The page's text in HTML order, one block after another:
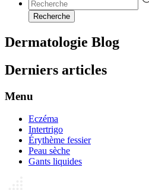
Recherche
Dermatologie Blog
Derniers articles
Menu
Eczéma
Intertrigo
Érythème fessier
Peau sèche
Gants liquides